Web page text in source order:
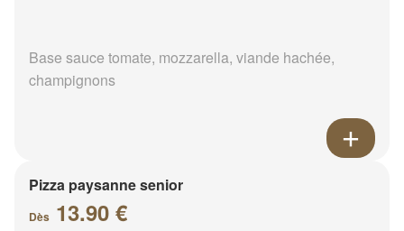
Base sauce tomate, mozzarella, viande hachée,
champignons
Pizza paysanne senior
Dès 13.90 €